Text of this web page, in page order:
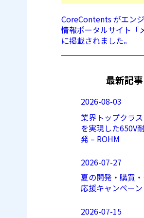
CoreContents がエン
情報ポータルサイト「
に掲載されました。
最新記事
2026-08-03
業界トップクラス
を実現した650V
発 – ROHM
2026-07-27
夏の開発・購買
応援キャンペーン
2026-07-15